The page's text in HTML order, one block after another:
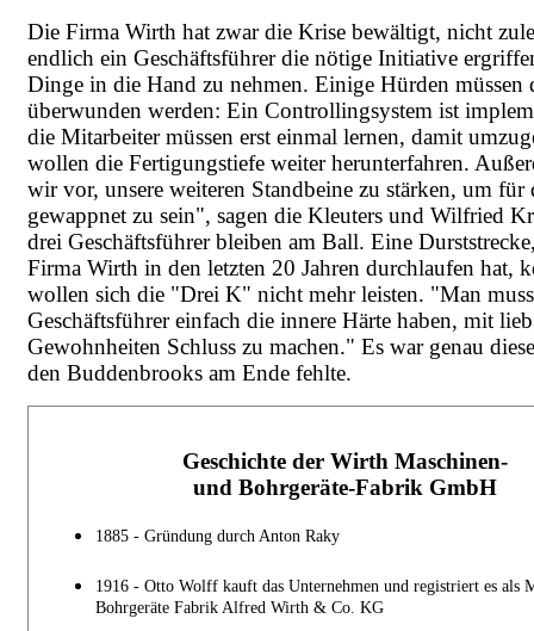
Die Firma Wirth hat zwar die Krise bewältigt, nicht
endlich ein Geschäftsführer die nötige Initiative
Dinge in die Hand zu nehmen. Einige Hürden müssen
überwunden werden: Ein Controllingsystem ist
die Mitarbeiter müssen erst einmal lernen, damit
wollen die Fertigungstiefe weiter herunterfahren.
wir vor, unsere weiteren Standbeine zu stärken, um
gewappnet zu sein", sagen die Kleuters und Wilfried
drei Geschäftsführer bleiben am Ball. Eine
Firma Wirth in den letzten 20 Jahren durchlaufen hat,
wollen sich die "Drei K" nicht mehr leisten. "Man
Geschäftsführer einfach die innere Härte haben, mit
Gewohnheiten Schluss zu machen." Es war genau
den Buddenbrooks am Ende fehlte.
Geschichte der Wirth Maschinen-
und Bohrgeräte-Fabrik GmbH
1885 - Gründung durch Anton Raky
1916 - Otto Wolff kauft das Unternehmen und registriert es als
Bohrgeräte Fabrik Alfred Wirth & Co. KG